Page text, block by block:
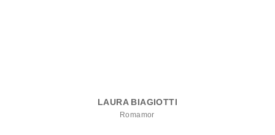
LAURA BIAGIOTTI
Romamor